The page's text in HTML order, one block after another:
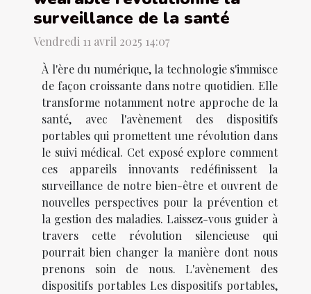
surveillance de la santé
Vendredi 11 avril 2025 14:07
À l'ère du numérique, la technologie s'immisce
de façon croissante dans notre quotidien. Elle
transforme notamment notre approche de la
santé, avec l'avènement des dispositifs
portables qui promettent une révolution dans
le suivi médical. Cet exposé explore comment
ces appareils innovants redéfinissent la
surveillance de notre bien-être et ouvrent de
nouvelles perspectives pour la prévention et
la gestion des maladies. Laissez-vous guider à
travers cette révolution silencieuse qui
pourrait bien changer la manière dont nous
prenons soin de nous. L'avènement des
dispositifs portables Les dispositifs portables,